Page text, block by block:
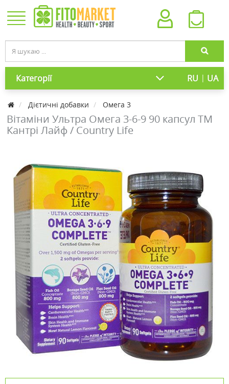
Категорії RU | UA
Дієтичні добавки Омега 3
Вітаміни Ультра Омега 3-6-9 90 капсул ТМ
Кантрі Лайф / Country Life